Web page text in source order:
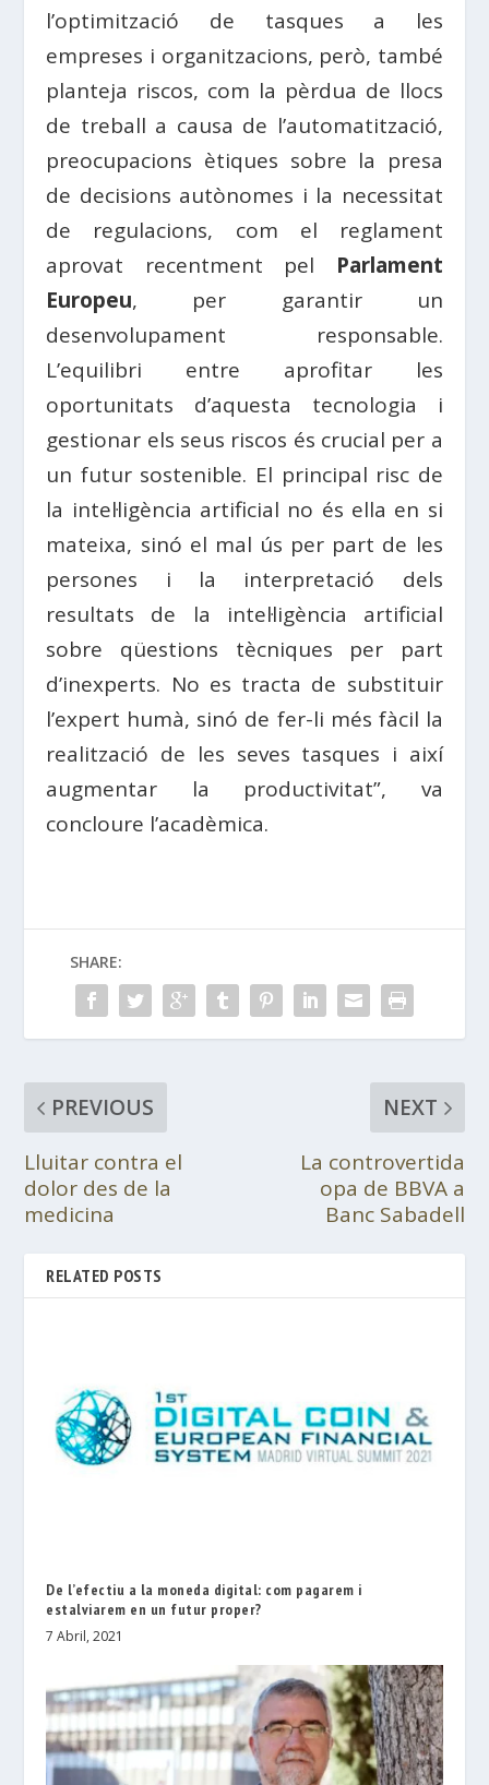
l’optimització de tasques a les
empreses i organitzacions, però, també
planteja riscos, com la pèrdua de llocs
de treball a causa de l’automatització,
preocupacions ètiques sobre la presa
de decisions autònomes i la necessitat
de regulacions, com el reglament
aprovat recentment pel Parlament
Europeu, per garantir un
desenvolupament responsable.
L’equilibri entre aprofitar les
oportunitats d’aquesta tecnologia i
gestionar els seus riscos és crucial per a
un futur sostenible. El principal risc de
la intel·ligència artificial no és ella en si
mateixa, sinó el mal ús per part de les
persones i la interpretació dels
resultats de la intel·ligència artificial
sobre qüestions tècniques per part
d’inexperts. No es tracta de substituir
l’expert humà, sinó de fer-li més fàcil la
realització de les seves tasques i així
augmentar la productivitat”, va
concloure l’acadèmica.
SHARE:
PREVIOUS
Lluitar contra el
dolor des de la
medicina
NEXT
La controvertida
opa de BBVA a
Banc Sabadell
RELATED POSTS
De l’efectiu a la moneda digital: com pagarem i
estalviarem en un futur proper?
7 Abril, 2021